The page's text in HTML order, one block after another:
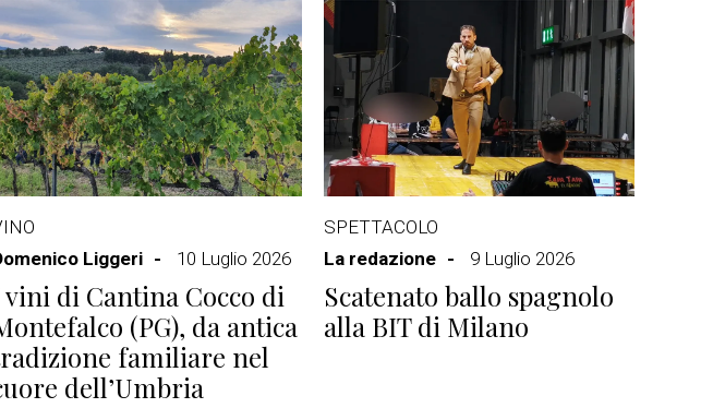
Liggeri
10 Luglio 2026
vini di Cantina Cocco di
(PG), da antica
familiare nel
dell’Umbria
SPETTACOLO
La redazione
9 Luglio 2026
Scatenato ballo spagnolo
alla BIT di Milano